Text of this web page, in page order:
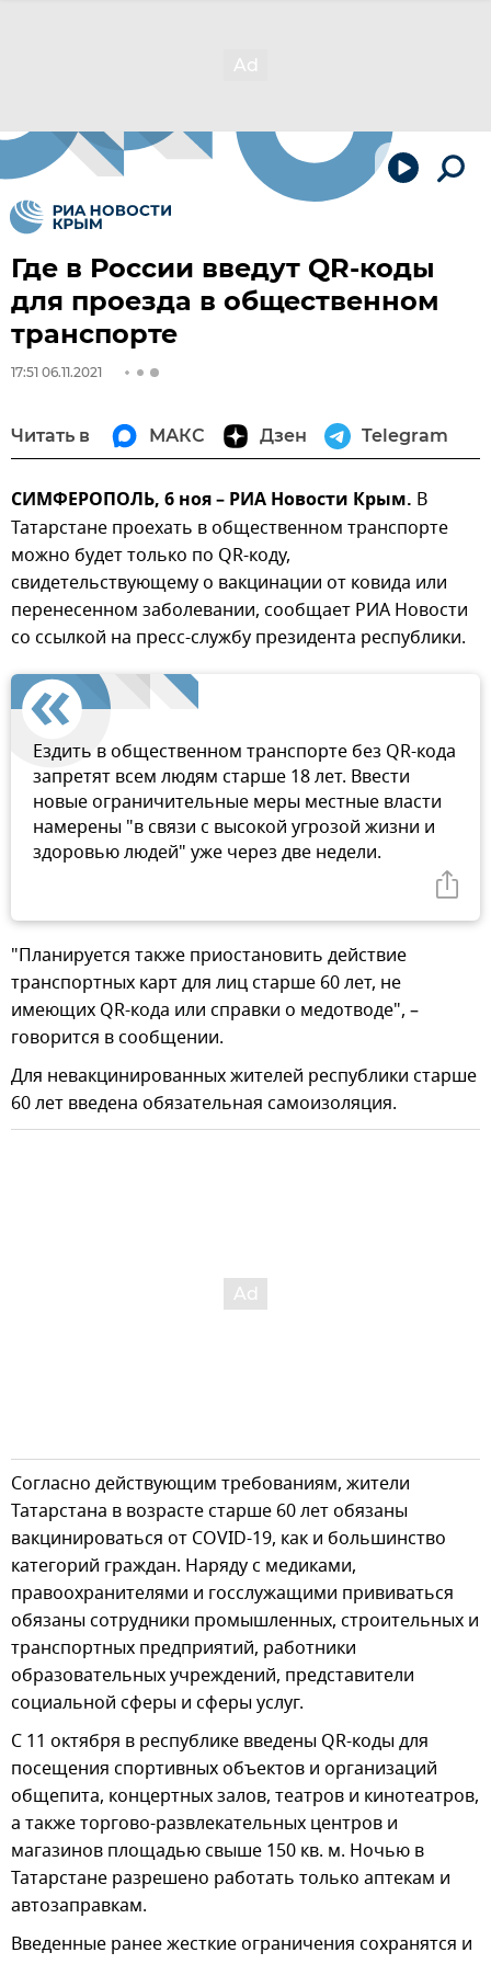
Где в России введут QR-коды
для проезда в общественном
транспорте
17:51 06.11.2021
Читать в МАКС Дзен Telegram
СИМФЕРОПОЛЬ, 6 ноя – РИА Новости Крым. В
Татарстане проехать в общественном транспорте
можно будет только по QR-коду,
свидетельствующему о вакцинации от ковида или
перенесенном заболевании, сообщает РИА Новости
со ссылкой на пресс-службу президента республики.
Ездить в общественном транспорте без QR-кода
запретят всем людям старше 18 лет. Ввести
новые ограничительные меры местные власти
намерены "в связи с высокой угрозой жизни и
здоровью людей" уже через две недели.
"Планируется также приостановить действие
транспортных карт для лиц старше 60 лет, не
имеющих QR-кода или справки о медотводе", –
говорится в сообщении.
Для невакцинированных жителей республики старше
60 лет введена обязательная самоизоляция.
Согласно действующим требованиям, жители
Татарстана в возрасте старше 60 лет обязаны
вакцинироваться от COVID-19, как и большинство
категорий граждан. Наряду с медиками,
правоохранителями и госслужащими прививаться
обязаны сотрудники промышленных, строительных и
транспортных предприятий, работники
образовательных учреждений, представители
социальной сферы и сферы услуг.
С 11 октября в республике введены QR-коды для
посещения спортивных объектов и организаций
общепита, концертных залов, театров и кинотеатров,
а также торгово-развлекательных центров и
магазинов площадью свыше 150 кв. м. Ночью в
Татарстане разрешено работать только аптекам и
автозаправкам.
Введенные ранее жесткие ограничения сохранятся и